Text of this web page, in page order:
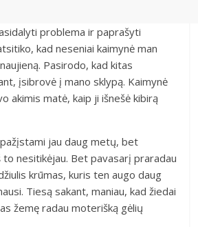
problema ir paprašyti
kad neseniai kaimynė man
Pasirodo, kad kitas
įsibrovė į mano sklypą. Kaimynė
akimis matė, kaip ji išnešė kibirą
jau daug metų, bet
to nesitikėjau. Bet pavasarį praradau
krūmas, kuris ten augo daug
Tiesą sakant, maniau, kad žiedai
žemę radau moterišką gėlių